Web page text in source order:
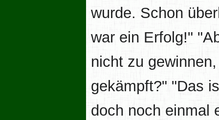
wurde. Schon
war ein Erfolg!"
nicht zu
gekämpft?" "Das
doch noch einmal